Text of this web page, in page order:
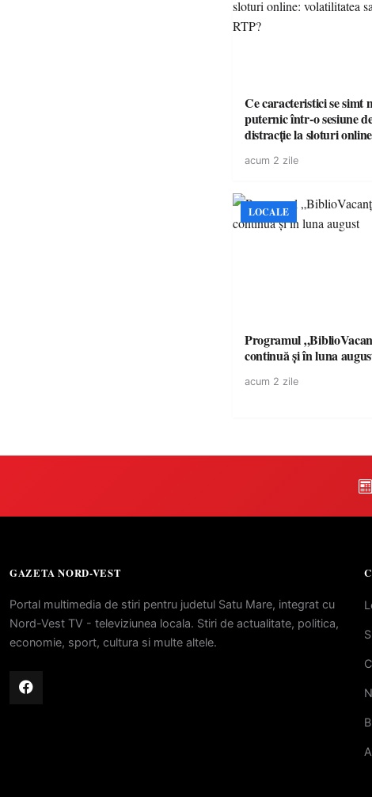
Ce caracteristici se simt
puternic într-o sesiune
distracție la sloturi
acum 2 zile
LOCALE
Programul
continuă și în luna
acum 2 zile
GAZETA NORD-VEST
Portal multimedia de stiri pentru judetul Satu Mare, integrat cu
Nord-Vest TV - televiziunea locala. Stiri de actualitate, politica,
economie, sport, cultura si multe altele.